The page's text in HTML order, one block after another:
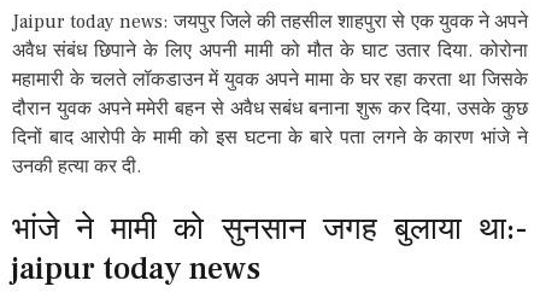
Jaipur today news: जयपुर जिले की तहसील शाहपुरा से एक युवक ने अपने
अवैध संबंध छिपाने के लिए अपनी मामी को मौत के घाट उतार दिया. कोरोना
महामारी के चलते लॉकडाउन में युवक अपने मामा के घर रहा करता था जिसके
दौरान युवक अपने ममेरी बहन से अवैध सबंध बनाना शुरू कर दिया, उसके कुछ
दिनों बाद आरोपी के मामी को इस घटना के बारे पता लगने के कारण भांजे ने
उनकी हत्या कर दी.
भांजे ने मामी को सुनसान जगह बुलाया था:-
jaipur today news